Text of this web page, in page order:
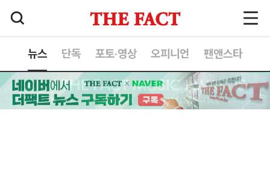
뉴스 단독 포토·영상 오피니언 팬앤스타